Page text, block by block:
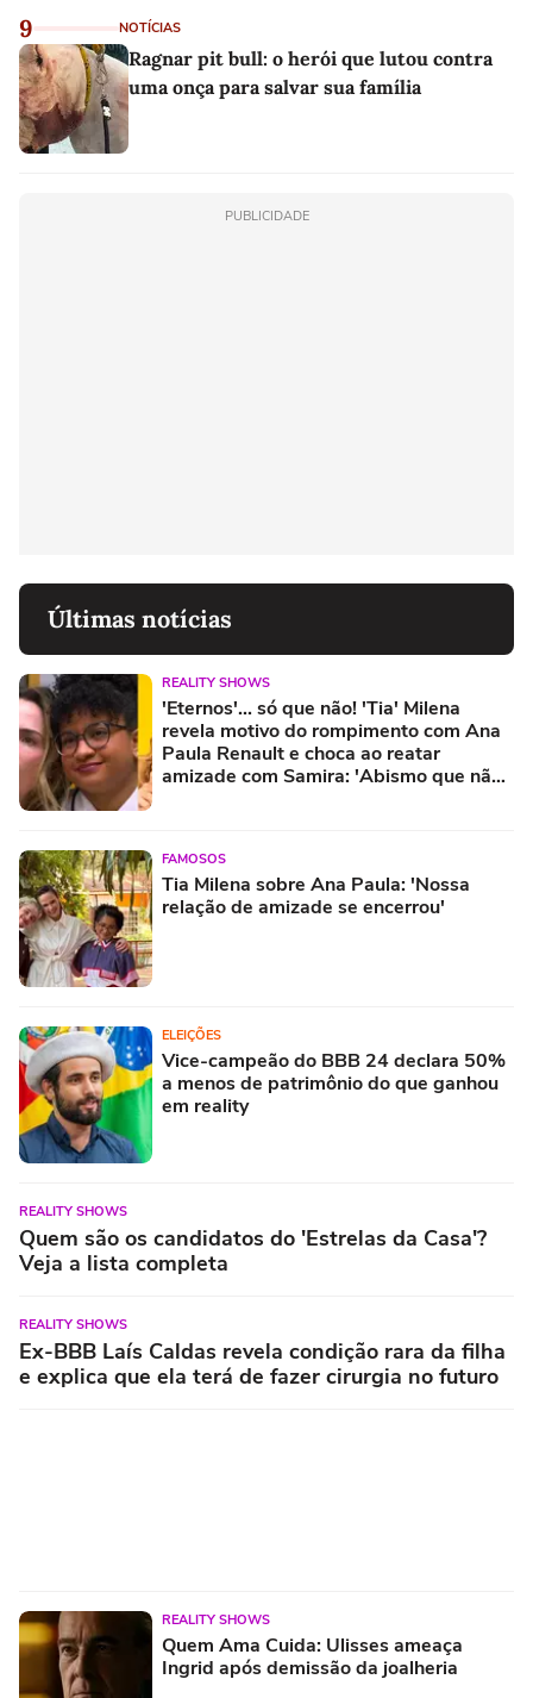
9 NOTÍCIAS
Ragnar pit bull: o herói que lutou contra
uma onça para salvar sua família
PUBLICIDADE
Últimas notícias
REALITY SHOWS
'Eternos'... só que não! 'Tia' Milena
revela motivo do rompimento com Ana
Paula Renault e choca ao reatar
amizade com Samira: 'Abismo que não
FAMOSOS
Tia Milena sobre Ana Paula: 'Nossa
relação de amizade se encerrou'
ELEIÇÕES
Vice-campeão do BBB 24 declara 50%
a menos de patrimônio do que ganhou
em reality
REALITY SHOWS
Quem são os candidatos do 'Estrelas da Casa'?
Veja a lista completa
REALITY SHOWS
Ex-BBB Laís Caldas revela condição rara da filha
e explica que ela terá de fazer cirurgia no futuro
REALITY SHOWS
Quem Ama Cuida: Ulisses ameaça
Ingrid após demissão da joalheria